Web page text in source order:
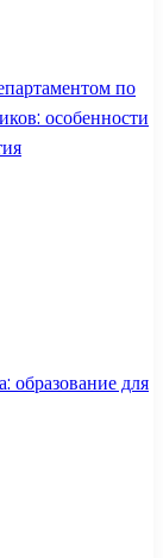
по
особенности
образование для